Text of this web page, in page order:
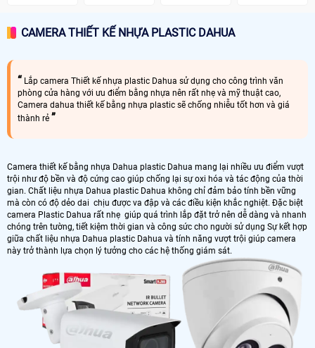
CAMERA THIẾT KẾ NHỰA PLASTIC DAHUA
Lắp camera Thiết kế nhựa plastic Dahua sử dụng cho công trình văn
phòng cửa hàng với ưu điểm bằng nhựa nên rất nhẹ và mỹ thuật cao,
Camera dahua thiết kế bằng nhựa plastic sẽ chống nhiễu tốt hơn và giá
thành rẻ
Camera thiết kế bằng nhựa Dahua plastic Dahua mang lại nhiều ưu điểm vượt
trội như độ bền và độ cứng cao giúp chống lại sự oxi hóa và tác động của thời
gian. Chất liệu nhựa Dahua plastic Dahua không chỉ đảm bảo tính bền vững
mà còn có độ dẻo dai chịu được va đập và các điều kiện khắc nghiệt. Đặc biệt
camera Plastic Dahua rất nhẹ giúp quá trình lắp đặt trở nên dễ dàng và nhanh
chóng trên tường, tiết kiệm thời gian và công sức cho người sử dụng Sự kết hợp
giữa chất liệu nhựa Dahua plastic Dahua và tính năng vượt trội giúp camera
này trở thành lựa chọn lý tưởng cho các hệ thống giám sát.